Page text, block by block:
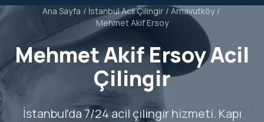
Ana Sayfa / İstanbul Acil Çilingir / Arnavutköy /
Mehmet Akif Ersoy
Mehmet Akif Ersoy Acil
Çilingir
İstanbul’da 7/24 acil çilingir hizmeti. Kapı